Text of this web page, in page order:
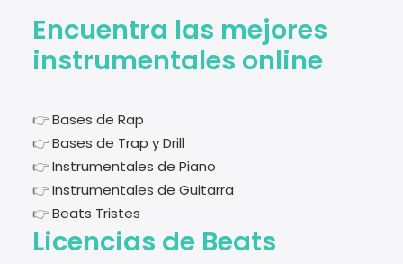
Encuentra las mejores
instrumentales online
👉Bases de Rap
👉Bases de Trap y Drill
👉Instrumentales de Piano
👉Instrumentales de Guitarra
👉Beats Tristes
Licencias de Beats